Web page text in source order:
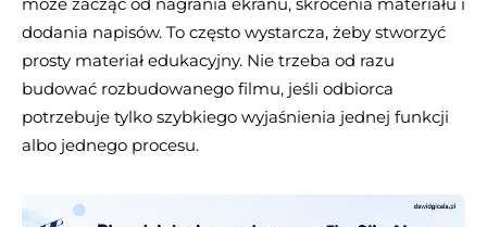
może zacząć od nagrania ekranu, skrócenia materiału i
dodania napisów. To często wystarcza, żeby stworzyć
prosty materiał edukacyjny. Nie trzeba od razu
budować rozbudowanego filmu, jeśli odbiorca
potrzebuje tylko szybkiego wyjaśnienia jednej funkcji
albo jednego procesu.